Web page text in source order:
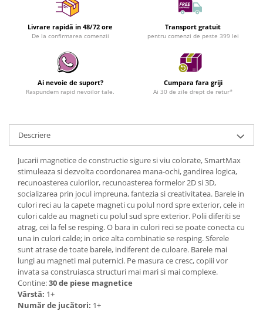
Livrare rapidă in 48/72 ore
De la confirmarea comenzii
Transport gratuit
pentru comenzi de peste 399 lei
Ai nevoie de suport?
Raspundem rapid nevoilor tale.
Cumpara fara griji
Ai 30 de zile drept de retur*
Descriere
Jucarii magnetice de constructie sigure si viu colorate, SmartMax
stimuleaza si dezvolta coordonarea mana-ochi, gandirea logica,
recunoasterea culorilor, recunoasterea formelor 2D si 3D,
socializarea prin jocul impreuna, fantezia si creativitatea. Barele in
culori reci au la capete magneti cu polul nord spre exterior, cele in
culori calde au magneti cu polul sud spre exterior. Polii diferiti se
atrag, cei la fel se resping. O bara in culori reci se poate conecta cu
una in culori calde; in orice alta combinatie se resping. Sferele
sunt atrase de toate barele, indiferent de culoare. Barele mai
lungi au magneti mai puternici. Pe masura ce cresc, copiii vor
invata sa construiasca structuri mai mari si mai complexe.
Contine:30 de piese magnetice
Vârstă: 1+
Număr de jucători: 1+